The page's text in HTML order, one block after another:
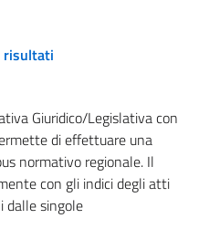
risultati
Giuridico/Legislativa con
di effettuare una
normativo regionale. Il
con gli indici degli atti
dalle singole